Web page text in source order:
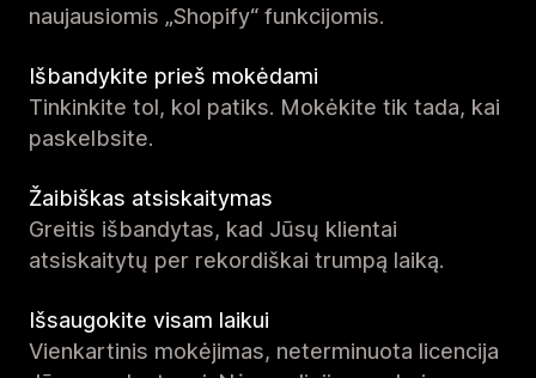
naujausiomis „Shopify“ funkcijomis.
Išbandykite prieš mokėdami
Tinkinkite tol, kol patiks. Mokėkite tik tada, kai
paskelbsite.
Žaibiškas atsiskaitymas
Greitis išbandytas, kad Jūsų klientai
atsiskaitytų per rekordiškai trumpą laiką.
Išsaugokite visam laikui
Vienkartinis mokėjimas, neterminuota licencija